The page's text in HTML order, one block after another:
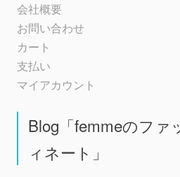
会社概要
お問い合わせ
カート
支払い
マイアカウント
Blog「femmeのファ
ィネート」